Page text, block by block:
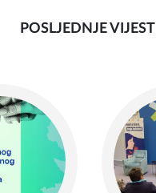
POSLJEDNJE VIJESTI